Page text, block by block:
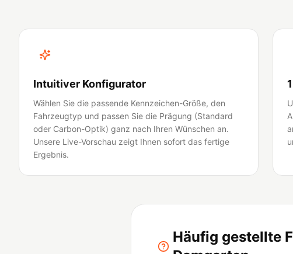
Intuitiver Konfigurator
Wählen Sie die passende Kennzeichen-Größe, den
Fahrzeugtyp und passen Sie die Prägung (Standard
oder Carbon-Optik) ganz nach Ihren Wünschen an.
Unsere Live-Vorschau zeigt Ihnen sofort das fertige
Ergebnis.
Häufig gestellte